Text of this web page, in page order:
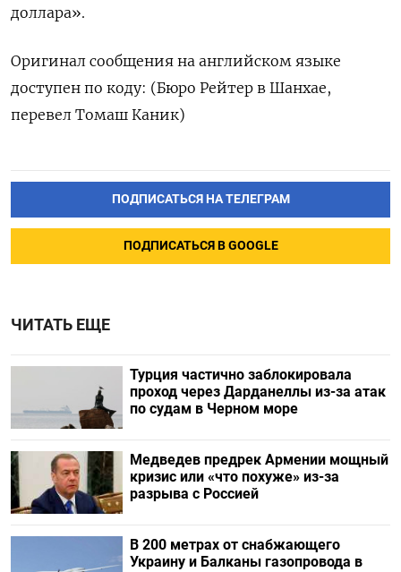
доллара».
Оригинал сообщения на английском языке
доступен по коду: (Бюро Рейтер в Шанхае,
перевел Томаш Каник)
ПОДПИСАТЬСЯ НА ТЕЛЕГРАМ
ПОДПИСАТЬСЯ В GOOGLE
ЧИТАТЬ ЕЩЕ
Турция частично заблокировала
проход через Дарданеллы из-за атак
по судам в Черном море
Медведев предрек Армении мощный
кризис или «что похуже» из-за
разрыва с Россией
В 200 метрах от снабжающего
Украину и Балканы газопровода в